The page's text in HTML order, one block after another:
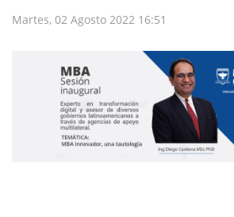
Martes, 02 Agosto 2022 16:51